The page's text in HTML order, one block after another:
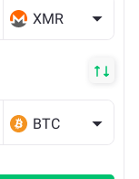
XMR
BTC